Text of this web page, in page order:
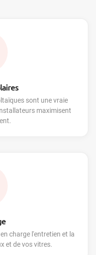
sont une vraie
maximisent
charge l'entretien et la
et de vos vitres.